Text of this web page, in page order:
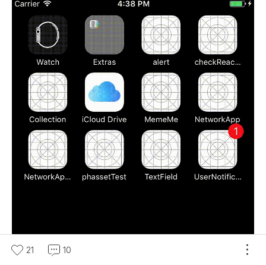
21 10